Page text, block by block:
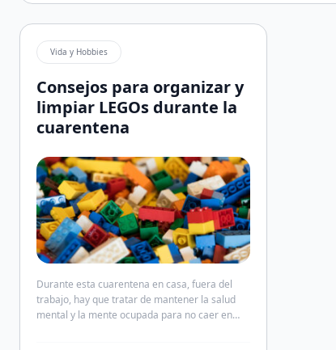
Vida y Hobbies
Consejos para organizar y
limpiar LEGOs durante la
cuarentena
Durante esta cuarentena en casa, fuera del
trabajo, hay que tratar de mantener la salud
mental y la mente ocupada para no caer en